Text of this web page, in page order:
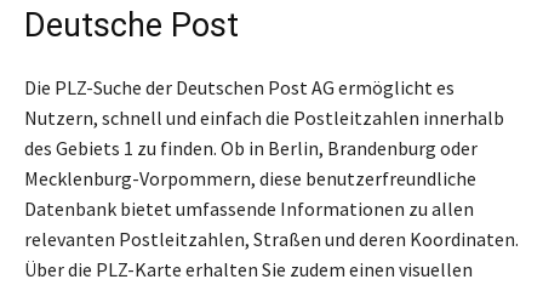
Deutsche Post
Die PLZ-Suche der Deutschen Post AG ermöglicht es
Nutzern, schnell und einfach die Postleitzahlen innerhalb
des Gebiets 1 zu finden. Ob in Berlin, Brandenburg oder
Mecklenburg-Vorpommern, diese benutzerfreundliche
Datenbank bietet umfassende Informationen zu allen
relevanten Postleitzahlen, Straßen und deren Koordinaten.
Über die PLZ-Karte erhalten Sie zudem einen visuellen